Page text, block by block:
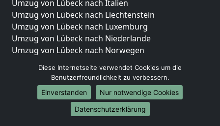
Umzug von Lübeck nach Italien
Umzug von Lübeck nach Liechtenstein
Umzug von Lübeck nach Luxemburg
Umzug von Lübeck nach Niederlande
Umzug von Lübeck nach Norwegen
Umzüge-Deutschlandweit
Umzug von Lübeck nach Berlin
Umzug von Lübeck nach Hamburg
Umzug von Lübeck nach München
Diese Internetseite verwendet Cookies um die
Benutzerfreundlichkeit zu verbessern.
Einverstanden
Nur notwendige Cookies
Datenschutzerklärung